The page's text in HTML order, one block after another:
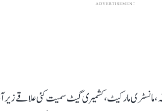
ADVERTISEMENT
مانسٹری مارکیٹ، کشمیری گیٹ سمیت کئی علاقے